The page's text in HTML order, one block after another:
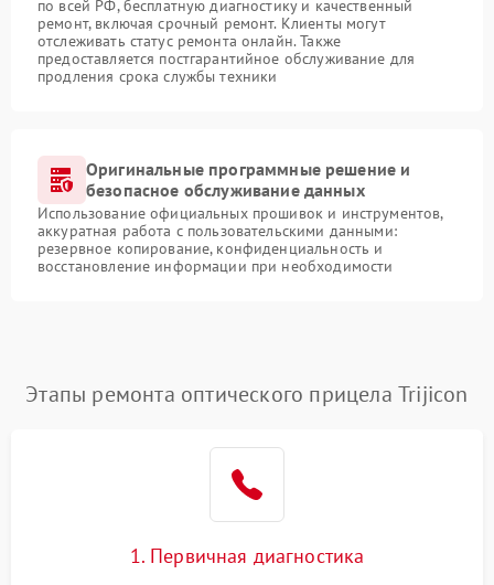
по всей РФ, бесплатную диагностику и качественный
ремонт, включая срочный ремонт. Клиенты могут
отслеживать статус ремонта онлайн. Также
предоставляется постгарантийное обслуживание для
продления срока службы техники
Оригинальные программные решение и
безопасное обслуживание данных
Использование официальных прошивок и инструментов,
аккуратная работа с пользовательскими данными:
резервное копирование, конфиденциальность и
восстановление информации при необходимости
Этапы ремонта оптического прицела Trijicon
1. Первичная диагностика